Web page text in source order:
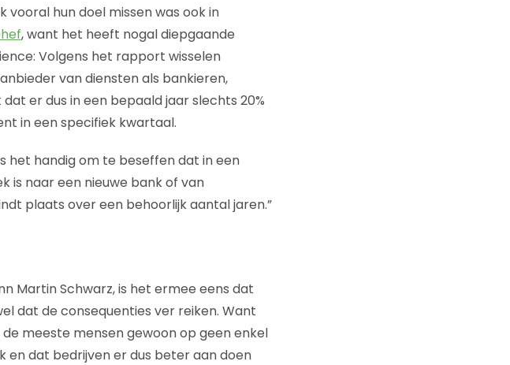
hun doel missen was ook in
, want het heeft nogal diepgaande
Volgens het rapport wisselen
van diensten als bankieren,
er dus in een bepaald jaar slechts 20%
in een specifiek kwartaal.
het handig om te beseffen dat in een
is naar een nieuwe bank of van
plaats over een behoorlijk aantal jaren.”
Martin Schwarz, is het ermee eens dat
dat de consequenties ver reiken. Want
meeste mensen gewoon op geen enkel
en dat bedrijven er dus beter aan doen